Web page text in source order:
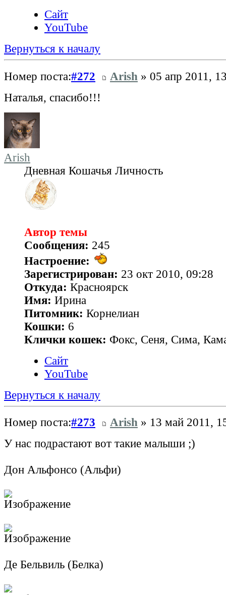
Сайт
YouTube
Вернуться к началу
Номер поста:#272 Arish » 05 апр 2011,
Наталья, спасибо!!!
Arish
Дневная Кошачья Личность
Автор темы
Сообщения: 245
Настроение:
Зарегистрирован: 23 окт 2010, 09:28
Откуда: Красноярск
Имя: Ирина
Питомник: Корнелиан
Кошки: 6
Клички кошек: Фокс, Сеня, Сима,
Сайт
YouTube
Вернуться к началу
Номер поста:#273 Arish » 13 май 2011,
У нас подрастают вот такие малыши ;)
Дон Альфонсо (Альфи)
Де Бельвиль (Белка)